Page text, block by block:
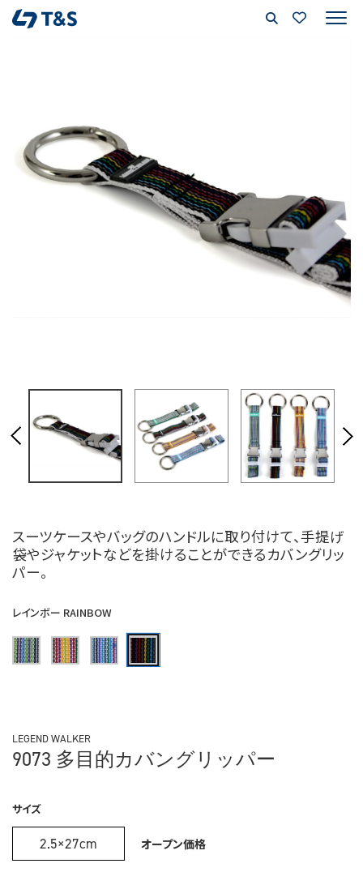
スーツケースやバッグのハンドルに取り付けて、手提げ
袋やジャケットなどを掛けることができるカバングリッ
パー。
LEGEND WALKER
9073 多目的カバングリッパー
サイズ
2.5×27cm オープン価格
レインボー RAINBOW